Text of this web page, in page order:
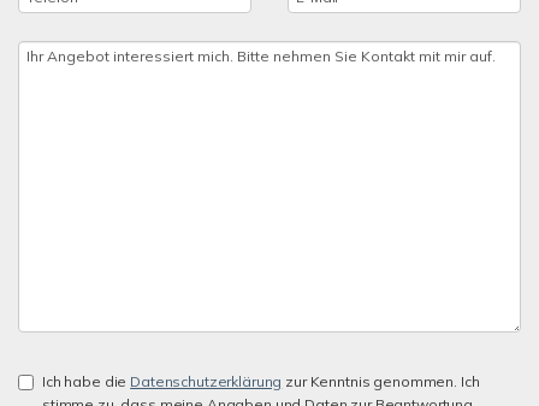
Ich habe die Datenschutzerklärung zur Kenntnis genommen. Ich